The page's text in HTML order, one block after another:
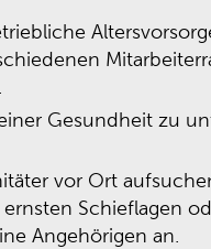
Gesundheit zu
vor Ort
Schieflagen
Angehörigen an.